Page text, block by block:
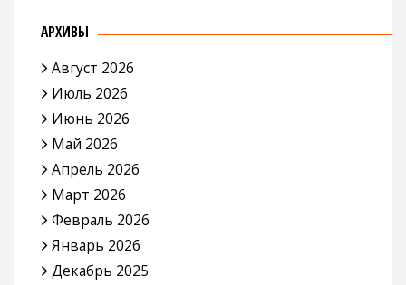
АРХИВЫ
Август 2026
Июль 2026
Июнь 2026
Май 2026
Апрель 2026
Март 2026
Февраль 2026
Январь 2026
Декабрь 2025